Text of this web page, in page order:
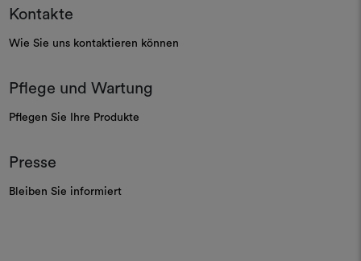
Kontakte
Wie Sie uns kontaktieren können
Pflege und Wartung
Pflegen Sie Ihre Produkte
Presse
Bleiben Sie informiert